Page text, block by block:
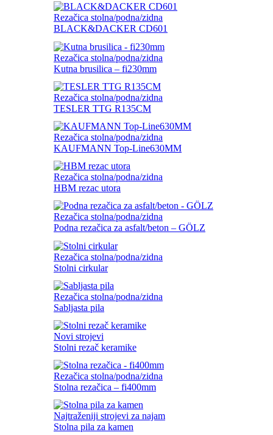
Rezačica stolna/podna/zidna
BLACK&DACKER CD601
Rezačica stolna/podna/zidna
Kutna brusilica – fi230mm
Rezačica stolna/podna/zidna
TESLER TTG R135CM
Rezačica stolna/podna/zidna
KAUFMANN Top-Line630MM
Rezačica stolna/podna/zidna
HBM rezac utora
Rezačica stolna/podna/zidna
Podna rezačica za asfalt/beton – GÖLZ
Rezačica stolna/podna/zidna
Stolni cirkular
Rezačica stolna/podna/zidna
Sabljasta pila
Novi strojevi
Stolni rezač keramike
Rezačica stolna/podna/zidna
Stolna rezačica – fi400mm
Najtraženiji strojevi za najam
Stolna pila za kamen